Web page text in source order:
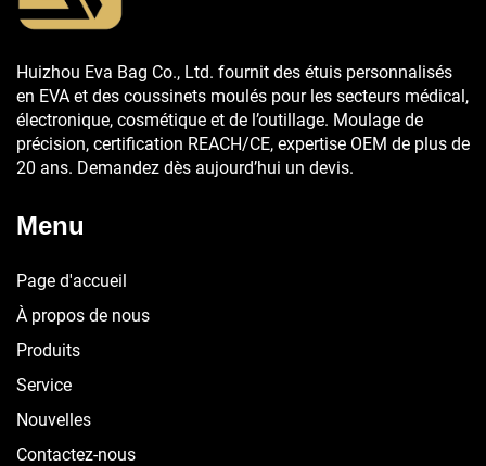
Huizhou Eva Bag Co., Ltd. fournit des étuis personnalisés
en EVA et des coussinets moulés pour les secteurs médical,
électronique, cosmétique et de l’outillage. Moulage de
précision, certification REACH/CE, expertise OEM de plus de
20 ans. Demandez dès aujourd’hui un devis.
Menu
Page d'accueil
À propos de nous
Produits
Service
Nouvelles
Contactez-nous